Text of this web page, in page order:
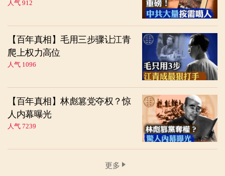
人气 912
【百年真相】毛用三步骤让江青
爬上权力高位
人气 1096
【百年真相】林彪篡党夺权？惊
人内幕曝光
人气 7239
更多